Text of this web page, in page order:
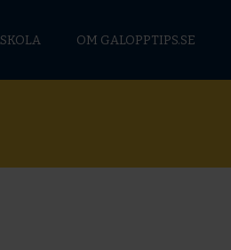
OM GALOPPTIPS.SE